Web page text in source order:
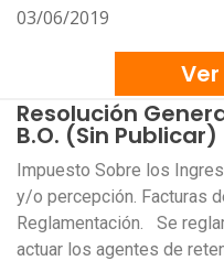
03/06/2019
Resolución
B.O. (Sin Publicar)
Impuesto Sobre los
y/o percepción. Facturas
Reglamentación. Se
actuar los agentes de